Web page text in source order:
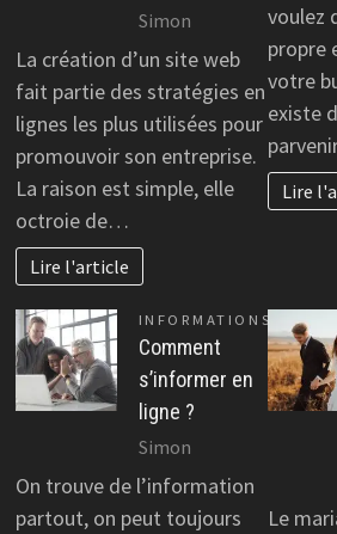
Simon
La création d’un site web
fait partie des stratégies en
lignes les plus utilisées pour
promouvoir son entreprise.
La raison est simple, elle
octroie de…
Lire l'article
voulez
propre
votre
existe
Lire
INFORMATIONS
Comment
s’informer en
ligne ?
Simon
On trouve de l’information
partout, on peut toujours
Le